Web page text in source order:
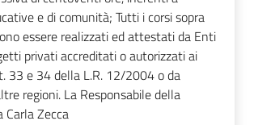
e di comunità; Tutti i corsi sopra
essere realizzati ed attestati da Enti
privati accreditati o autorizzati ai
33 e 34 della L.R. 12/2004 o da
regioni. La Responsabile della
Carla Zecca